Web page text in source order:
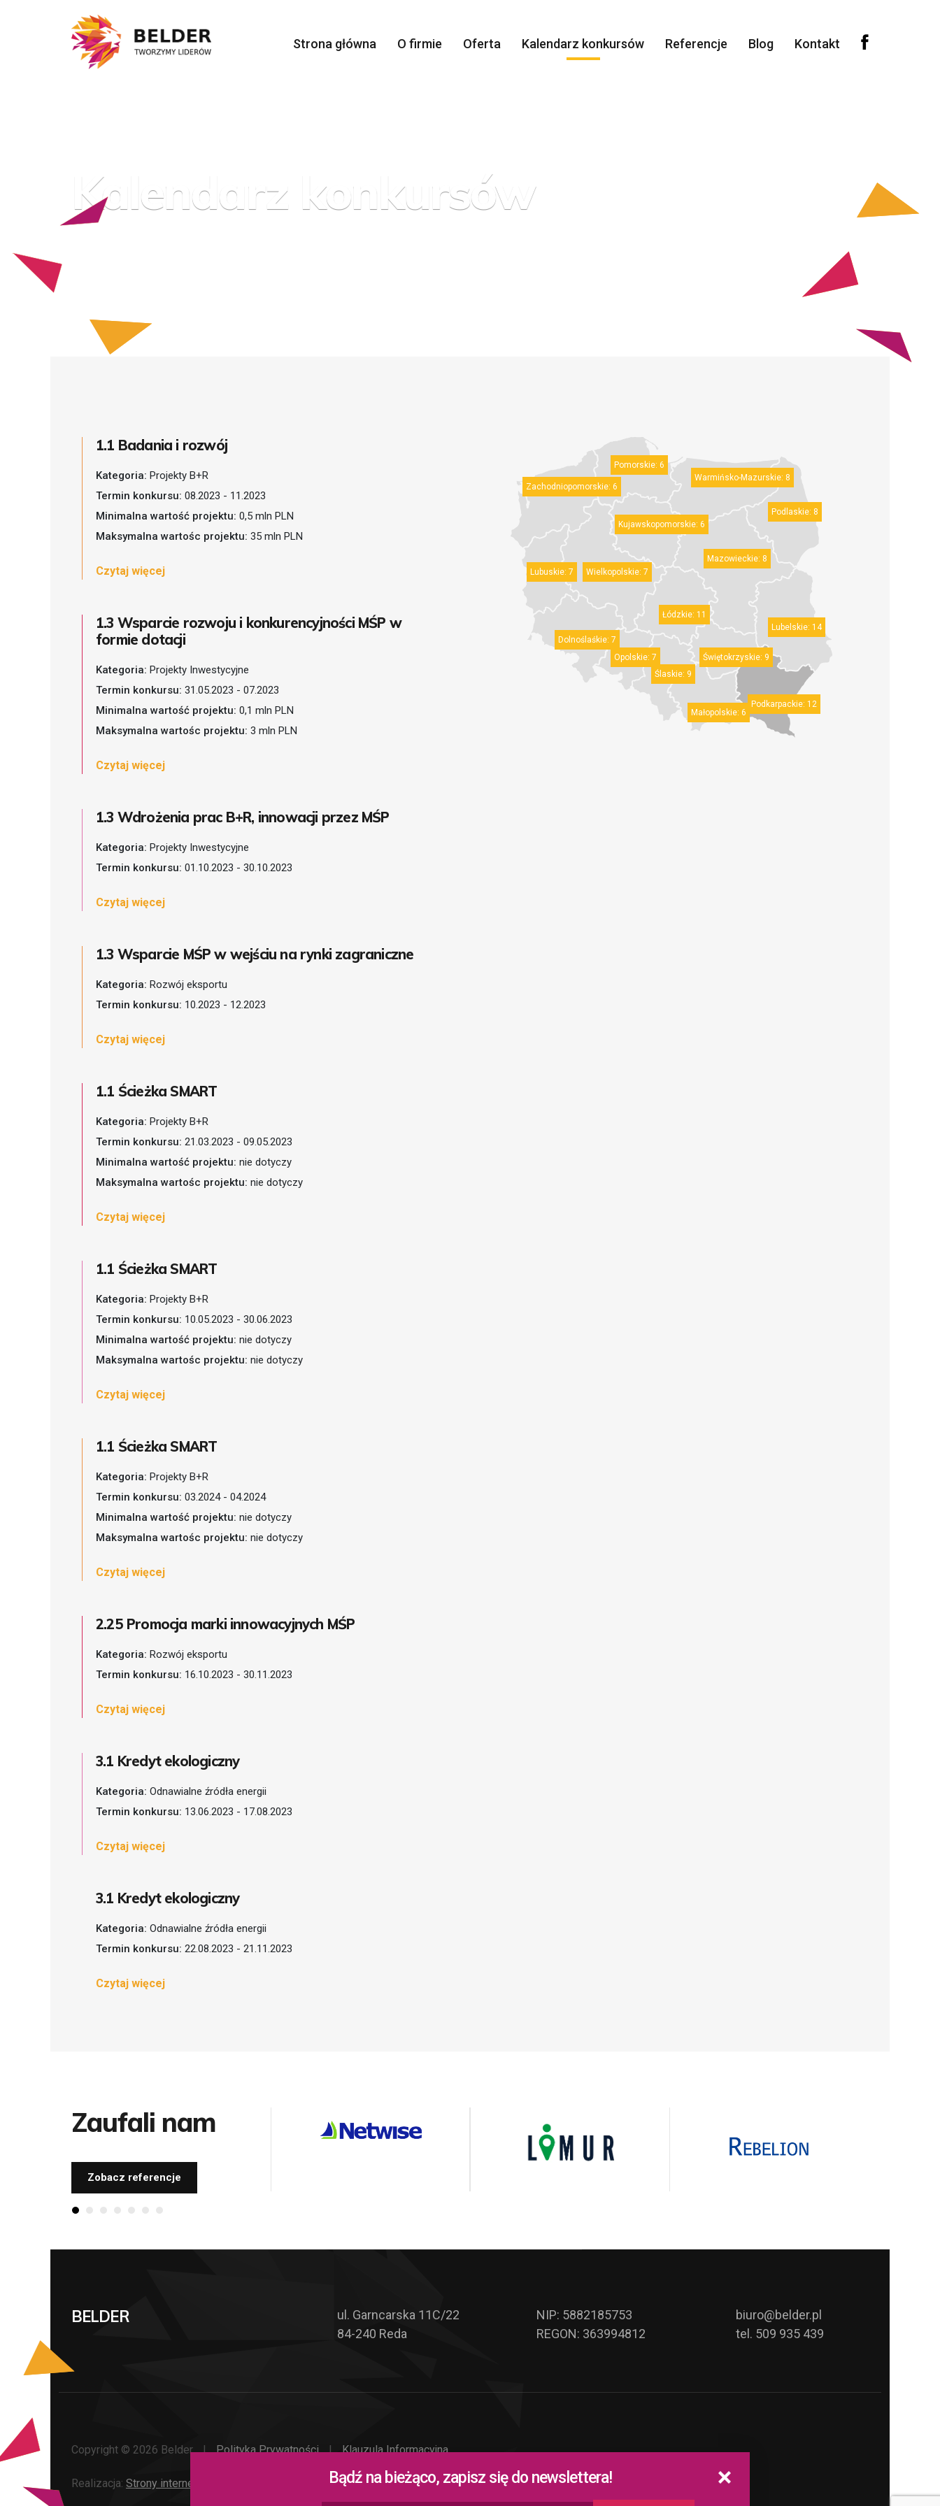
Strona główna O firmie Oferta Kalendarz konkursów Referencje Blog Kontakt
Bądź na bieżąco, zapisz się do newslettera!
Kalendarz konkursów
1.1 Badania i rozwój
Kategoria: Projekty B+R
Termin konkursu: 08.2023 - 11.2023
Minimalna wartość projektu: 0,5 mln PLN
Maksymalna wartośc projektu: 35 mln PLN
Czytaj więcej
1.3 Wsparcie rozwoju i konkurencyjności MŚP w
formie dotacji
Kategoria: Projekty Inwestycyjne
Termin konkursu: 31.05.2023 - 07.2023
Minimalna wartość projektu: 0,1 mln PLN
Maksymalna wartośc projektu: 3 mln PLN
Czytaj więcej
1.3 Wdrożenia prac B+R, innowacji przez MŚP
Kategoria: Projekty Inwestycyjne
Termin konkursu: 01.10.2023 - 30.10.2023
Czytaj więcej
1.3 Wsparcie MŚP w wejściu na rynki zagraniczne
Kategoria: Rozwój eksportu
Termin konkursu: 10.2023 - 12.2023
Czytaj więcej
1.1 Ścieżka SMART
Kategoria: Projekty B+R
Termin konkursu: 21.03.2023 - 09.05.2023
Minimalna wartość projektu: nie dotyczy
Maksymalna wartośc projektu: nie dotyczy
Czytaj więcej
1.1 Ścieżka SMART
Kategoria: Projekty B+R
Termin konkursu: 10.05.2023 - 30.06.2023
Minimalna wartość projektu: nie dotyczy
Maksymalna wartośc projektu: nie dotyczy
Czytaj więcej
1.1 Ścieżka SMART
Kategoria: Projekty B+R
Termin konkursu: 03.2024 - 04.2024
Minimalna wartość projektu: nie dotyczy
Maksymalna wartośc projektu: nie dotyczy
Czytaj więcej
2.25 Promocja marki innowacyjnych MŚP
Kategoria: Rozwój eksportu
Termin konkursu: 16.10.2023 - 30.11.2023
Czytaj więcej
3.1 Kredyt ekologiczny
Kategoria: Odnawialne źródła energii
Termin konkursu: 13.06.2023 - 17.08.2023
Czytaj więcej
3.1 Kredyt ekologiczny
Kategoria: Odnawialne źródła energii
Termin konkursu: 22.08.2023 - 21.11.2023
Czytaj więcej
Zachodniopomorskie: 6
Dolnoślaśkie: 7
Kujawskopomorskie: 6
Lubelskie: 14
Lubuskie: 7
Łódzkie: 11
Małopolskie: 6
Mazowieckie: 8
Podkarpackie: 12
Podlaskie: 8
Pomorskie: 6
Ślaskie: 9
Świętokrzyskie: 9
Warmińsko-Mazurskie: 8
Wielkopolskie: 7
Opolskie: 7
Zaufali nam
Zobacz referencje
BELDER
ul. Garncarska 11C/22
84-240 Reda
NIP: 5882185753
REGON: 363994812
biuro@belder.pl
tel. 509 935 439
Copyright © 2026 Belder | Polityka Prywatności | Klauzula Informacyjna
Realizacja: Strony internetowe - NOVEO